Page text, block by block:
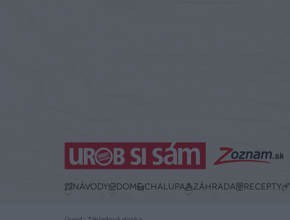
NÁVODY DOM CHALUPA ZÁHRADA RECEPTY